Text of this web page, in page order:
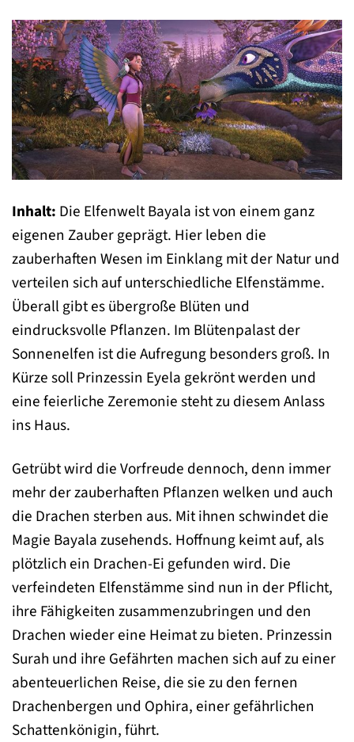
Inhalt: Die Elfenwelt Bayala ist von einem ganz
eigenen Zauber geprägt. Hier leben die
zauberhaften Wesen im Einklang mit der Natur und
verteilen sich auf unterschiedliche Elfenstämme.
Überall gibt es übergroße Blüten und
eindrucksvolle Pflanzen. Im Blütenpalast der
Sonnenelfen ist die Aufregung besonders groß. In
Kürze soll Prinzessin Eyela gekrönt werden und
eine feierliche Zeremonie steht zu diesem Anlass
ins Haus.
Getrübt wird die Vorfreude dennoch, denn immer
mehr der zauberhaften Pflanzen welken und auch
die Drachen sterben aus. Mit ihnen schwindet die
Magie Bayala zusehends. Hoffnung keimt auf, als
plötzlich ein Drachen-Ei gefunden wird. Die
verfeindeten Elfenstämme sind nun in der Pflicht,
ihre Fähigkeiten zusammenzubringen und den
Drachen wieder eine Heimat zu bieten. Prinzessin
Surah und ihre Gefährten machen sich auf zu einer
abenteuerlichen Reise, die sie zu den fernen
Drachenbergen und Ophira, einer gefährlichen
Schattenkönigin, führt.